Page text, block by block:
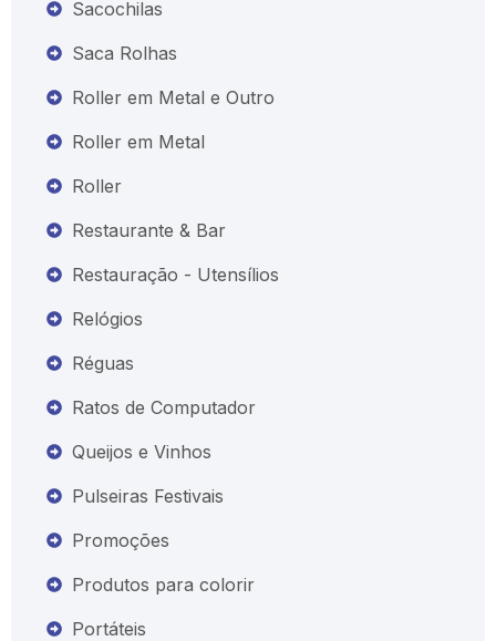
Sacochilas
Saca Rolhas
Roller em Metal e Outro
Roller em Metal
Roller
Restaurante & Bar
Restauração - Utensílios
Relógios
Réguas
Ratos de Computador
Queijos e Vinhos
Pulseiras Festivais
Promoções
Produtos para colorir
Portáteis